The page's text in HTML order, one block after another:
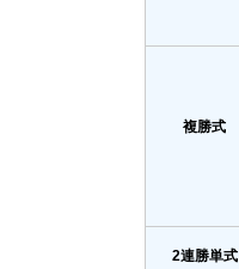
複勝式
2連勝単式